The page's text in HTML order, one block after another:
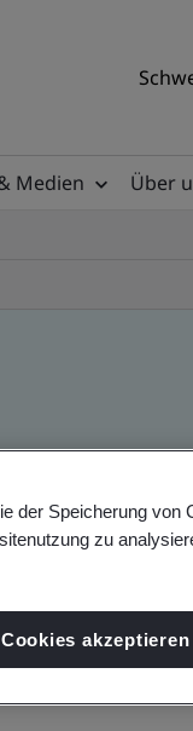
Medien
Über
der Speicherung von
zu
akzeptieren